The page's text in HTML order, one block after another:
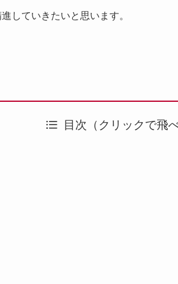
していきたいと思います。
目次（クリックで飛べ